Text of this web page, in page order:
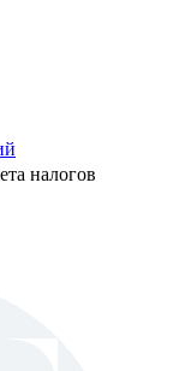
налогов